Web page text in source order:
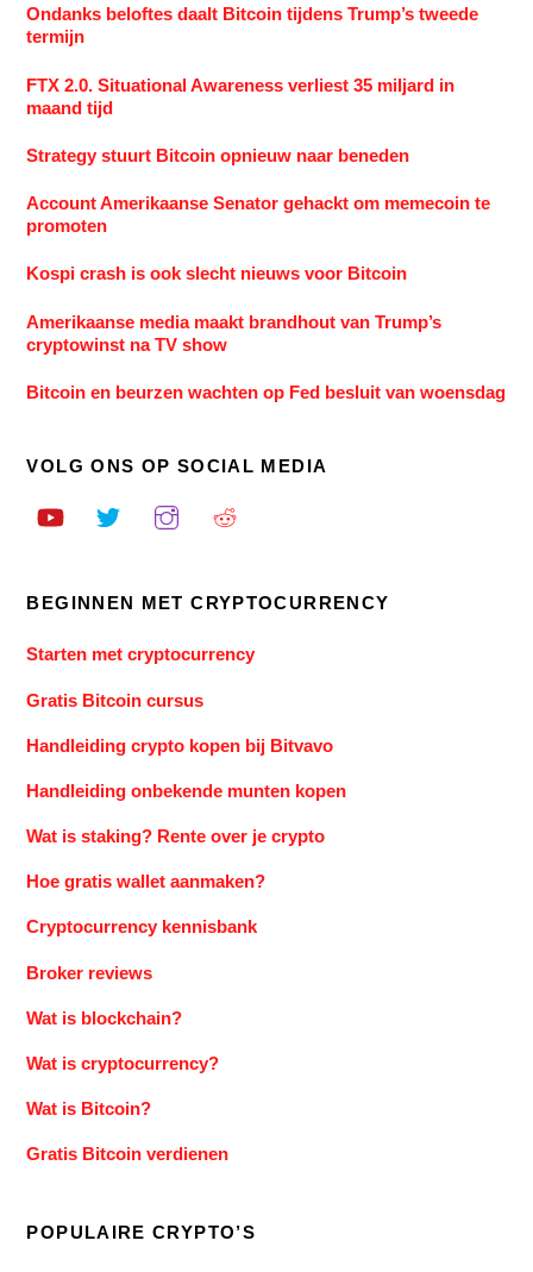
Ondanks beloftes daalt Bitcoin tijdens Trump’s tweede
termijn
FTX 2.0. Situational Awareness verliest 35 miljard in
maand tijd
Strategy stuurt Bitcoin opnieuw naar beneden
Account Amerikaanse Senator gehackt om memecoin te
promoten
Kospi crash is ook slecht nieuws voor Bitcoin
Amerikaanse media maakt brandhout van Trump’s
cryptowinst na TV show
Bitcoin en beurzen wachten op Fed besluit van woensdag
VOLG ONS OP SOCIAL MEDIA
BEGINNEN MET CRYPTOCURRENCY
Starten met cryptocurrency
Gratis Bitcoin cursus
Handleiding crypto kopen bij Bitvavo
Handleiding onbekende munten kopen
Wat is staking? Rente over je crypto
Hoe gratis wallet aanmaken?
Cryptocurrency kennisbank
Broker reviews
Wat is blockchain?
Wat is cryptocurrency?
Wat is Bitcoin?
Gratis Bitcoin verdienen
POPULAIRE CRYPTO’S